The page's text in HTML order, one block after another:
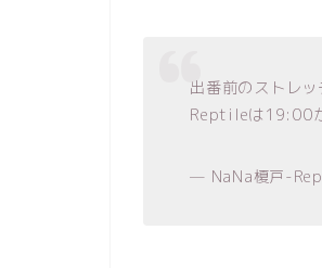
出番前のストレッ
Reptileは19:00
— NaNa榎戸-